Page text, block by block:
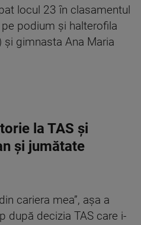
locul 23 în clasamentul
podium și halterofila
și gimnasta Ana Maria
la TAS și
și jumătate
cariera mea”, așa a
după decizia TAS care i-